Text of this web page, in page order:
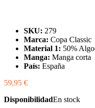
SKU: 279
Marca: Copa Classic
Material 1: 50%
Manga: Manga corta
País: España
59,95 €
DisponibilidadEn stock